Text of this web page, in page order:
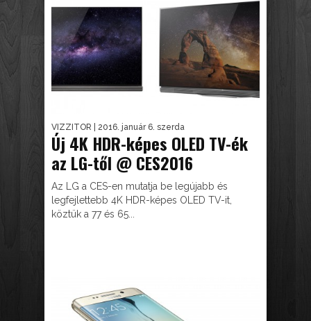
VIZZITOR | 2016. január 6. szerda
Új 4K HDR-képes OLED TV-ék
az LG-től @ CES2016
Az LG a CES-en mutatja be legújabb és
legfejlettebb 4K HDR-képes OLED TV-it,
köztük a 77 és 65...